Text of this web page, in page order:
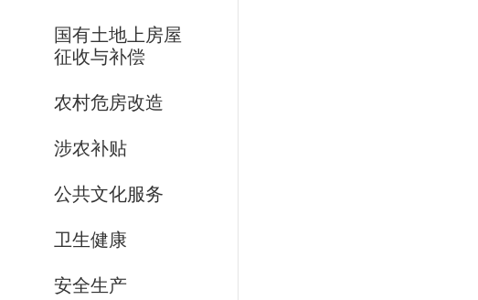
国有土地上房屋
征收与补偿
农村危房改造
涉农补贴
公共文化服务
卫生健康
安全生产